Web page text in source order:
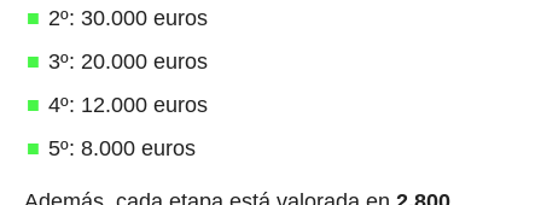
2º: 30.000 euros
3º: 20.000 euros
4º: 12.000 euros
5º: 8.000 euros